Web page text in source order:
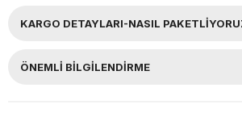
KARGO DETAYLARI-NASIL
ÖNEMLI BILGILENDIRME